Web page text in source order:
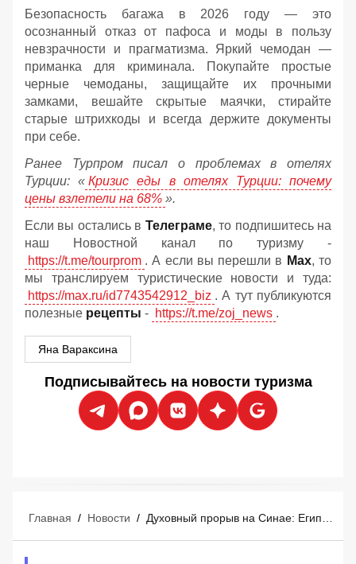
Безопасность багажа в 2026 году — это
осознанный отказ от пафоса и моды в пользу
невзрачности и прагматизма. Яркий чемодан —
приманка для криминала. Покупайте простые
черные чемоданы, защищайте их прочными
замками, вешайте скрытые маячки, стирайте
старые штрихкоды и всегда держите документы
при себе.
Ранее Турпром писал о проблемах в отелях
Турции: « Кризис еды в отелях Турции: почему
цены взлетели на 68% ».
Если вы остались в Телеграме, то подпишитесь на
наш Новостной канал по туризму -
https://t.me/tourprom . А если вы перешли в Мах, то
мы транслируем туристические новости и туда:
https://max.ru/id7743542912_biz . А тут публикуются
полезные рецепты - https://t.me/zoj_news .
Яна Вараксина
Подписывайтесь на новости туризма
Главная / Новости / Духовный прорыв на Синае: Египет открыл обновленный Сант-Катрин для туристов